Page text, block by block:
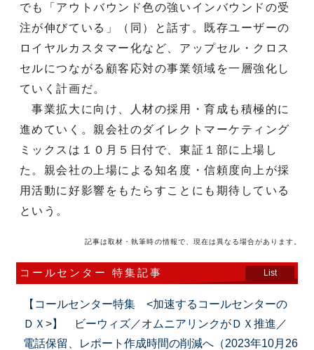
でも「アウトバウンド色の強いインバウンドの受
注が伸びている」（同）と話す。既存ユーザーの
ロイヤルカスタマー化など、アップセル・クロス
セルにつながる顧客応対の事業領域を一層強化し
ていく計画だ。
事業拡大に向け、人材の採用・育成も積極的に
進めていく。親会社のダイレクトマーケティング
ミックスは１０月５日付で、東証１部に上場し
た。親会社の上場による知名度・信頼度向上が採
用活動に好影響をもたらすことにも期待している
という。
記事は取材・執筆時の情報で、現在は異なる場合があります。
コールセンター 特集記事 List
【コールセンター特集 <加速するコールセンターの
ＤＸ>】 ビーウィズ／オムニアリンクがＤＸ推進／
電話保留、レポート作成時間の削減へ（2023年10月26